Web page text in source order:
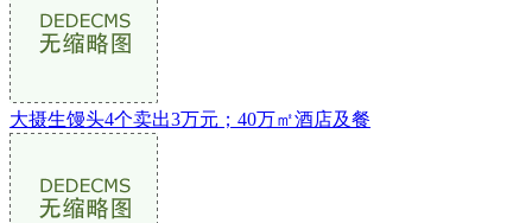
大摄生馒头4个卖出3万元；40万㎡酒店及餐